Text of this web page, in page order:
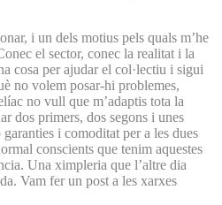
i un dels motius pels quals m’he
el sector, conec la realitat i la
cosa per ajudar el col·lectiu i sigui
no volem posar-hi problemes,
no vull que m’adaptis tota la
dos primers, dos segons i unes
i comoditat per a les dues
conscients que tenim aquestes
Una ximpleria que l’altre dia
Vam fer un post a les xarxes